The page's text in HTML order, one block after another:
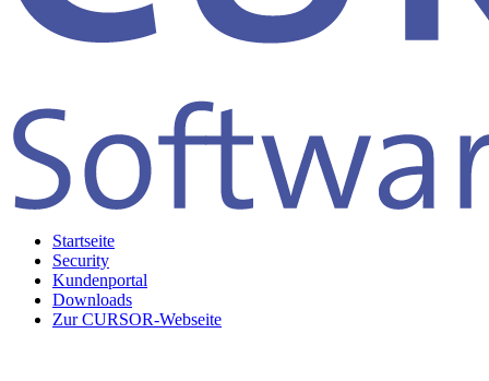
Startseite
Security
Kundenportal
Downloads
Zur CURSOR-Webseite